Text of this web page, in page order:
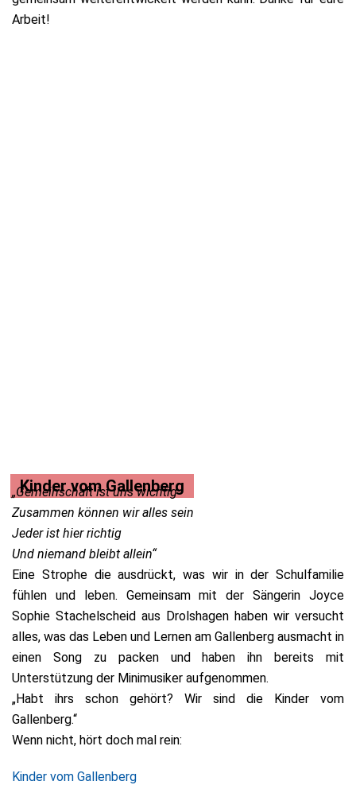
Arbeit!
Kinder vom Gallenberg
„Gemeinschaft ist uns wichtig
Zusammen können wir alles sein
Jeder ist hier richtig
Und niemand bleibt allein“
Eine Strophe die ausdrückt, was wir in der Schulfamilie
fühlen und leben. Gemeinsam mit der Sängerin Joyce
Sophie Stachelscheid aus Drolshagen haben wir versucht
alles, was das Leben und Lernen am Gallenberg ausmacht in
einen Song zu packen und haben ihn bereits mit
Unterstützung der Minimusiker aufgenommen.
„Habt ihrs schon gehört? Wir sind die Kinder vom
Gallenberg.“
Wenn nicht, hört doch mal rein:
Kinder vom Gallenberg